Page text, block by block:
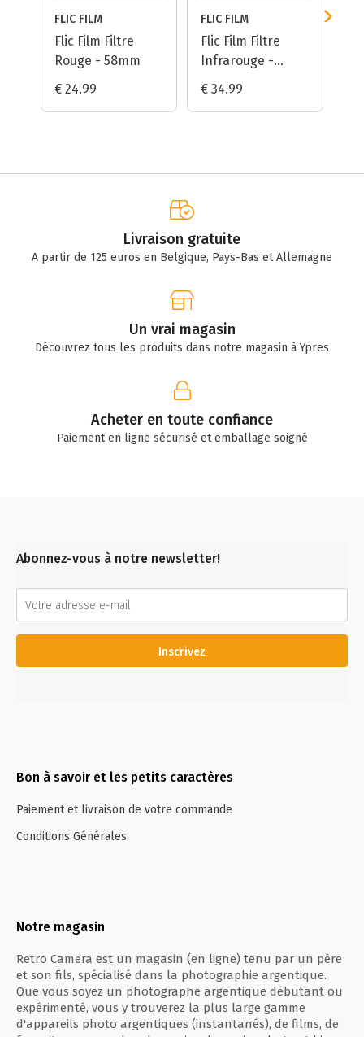
FLIC FILM
Flic Film Filtre
Rouge - 58mm
€ 24.99
FLIC FILM
Flic Film Filtre
Infrarouge -
58mm
€ 34.99
Livraison gratuite
A partir de 125 euros en Belgique, Pays-Bas et Allemagne
Un vrai magasin
Découvrez tous les produits dans notre magasin à Ypres
Acheter en toute confiance
Paiement en ligne sécurisé et emballage soigné
Abonnez-vous à notre newsletter!
Inscrivez
Bon à savoir et les petits caractères
Paiement et livraison de votre commande
Conditions Générales
Notre magasin
Retro Camera est un magasin (en ligne) tenu par un père
et son fils, spécialisé dans la photographie argentique.
Que vous soyez un photographe argentique débutant ou
expérimenté, vous y trouverez la plus large gamme
d'appareils photo argentiques (instantanés), de films, de